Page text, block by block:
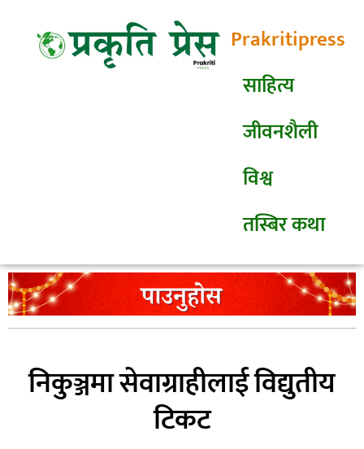
Prakritipress
साहित्य
जीवनशैली
विश्व
तस्बिर कथा
निकुञ्जमा सेवाग्राहीलाई विद्युतीय
टिकट